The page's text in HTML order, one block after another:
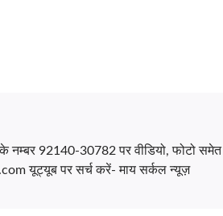
नम्बर 92140-30782 पर वीडियो, फोटो समेत
यूट्यूब पर सर्च करें- माय सर्कल न्यूज़